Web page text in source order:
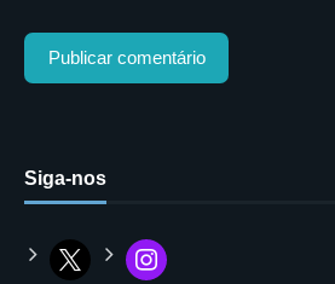
Siga-nos